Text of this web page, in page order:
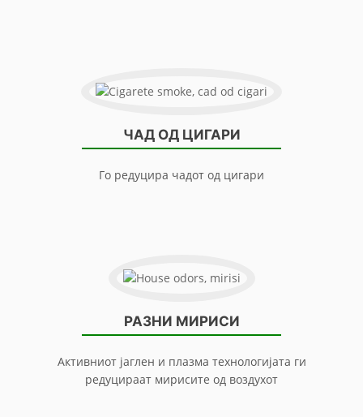
ЧАД ОД ЦИГАРИ
Го редуцира чадот од цигари
РАЗНИ МИРИСИ
Активниот јаглен и плазма технологијата ги
редуцираат мирисите од воздухот